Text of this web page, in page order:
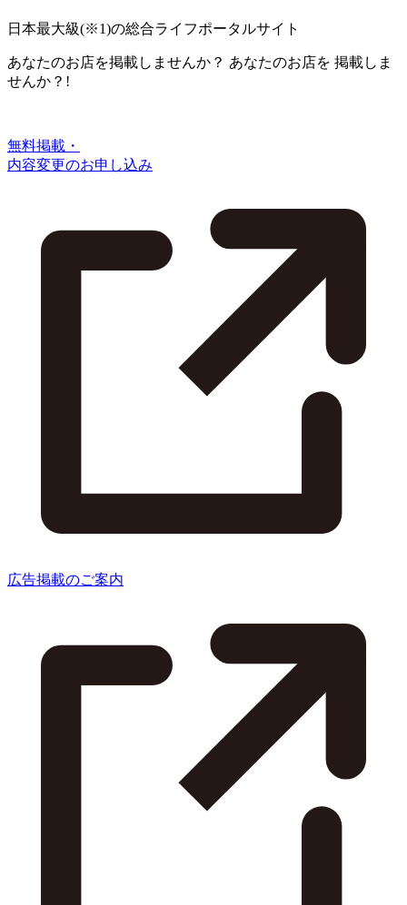
日本最大級(※1)の総合ライフポータルサイト
あなたのお店を掲載しませんか？ あなたのお店を 掲載しま
せんか？!
無料掲載・
内容変更のお申し込み
広告掲載のご案内